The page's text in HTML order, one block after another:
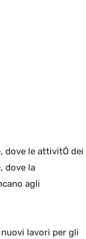
dove le attivitÓ dei
dove la
agli
lavori per gli